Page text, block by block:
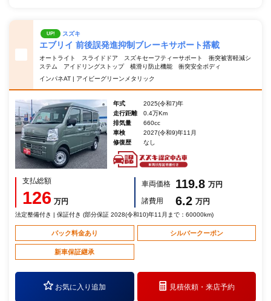
UP! スズキ
エブリイ 前後誤発進抑制ブレーキサポート搭載
オートライト スライドドア スズキセーフティーサポート 衝突被害軽減シ
ステム アイドリングストップ 横滑り防止機能 衝突安全ボディ
インパネAT | アイビーグリーンメタリック
年式
2025(令和7)年
走行距離
0.4万Km
排気量
660cc
車検
2027(令和9)年11月
修復歴
なし
支払総額
126 万円
車両価格 119.8 万円
諸費用
6.2 万円
法定整備付き | 保証付き (部分保証 2028(令和10)年11月まで：60000km)
パック料金あり シルバークーポン
新車保証継承
お気に入り追加 見積依頼・来店予約